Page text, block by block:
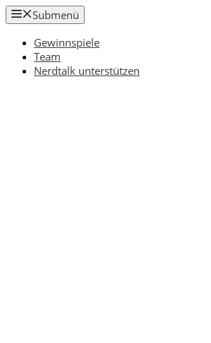
Zum
Inhalt
springen
Submenü
Gewinnspiele
Team
Nerdtalk unterstützen